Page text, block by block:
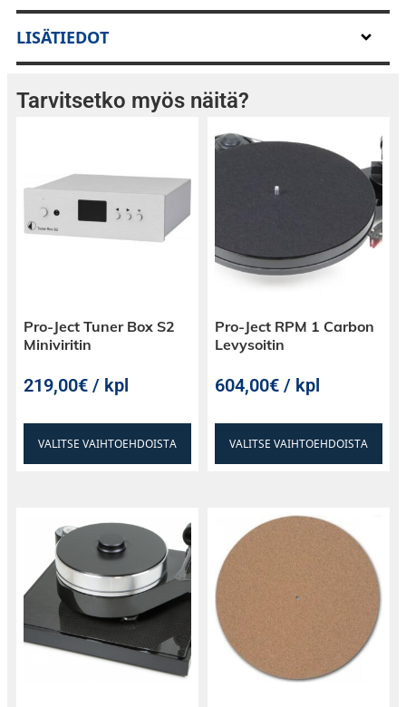
Soveltuu vintage- ja harrastajakäyttöön.
Yhteensopivuus
Hitachi
Hitachi MT-15 ja DS-ST-15-runkoihin
LISÄTIEDOT
Tarvitsetko myös näitä?
Pro-Ject Tuner Box S2
Miniviritin
219,00€ / kpl
VALITSE VAIHTOEHDOISTA
Pro-Ject RPM 1 Carbon
Levysoitin
604,00€ / kpl
VALITSE VAIHTOEHDOISTA